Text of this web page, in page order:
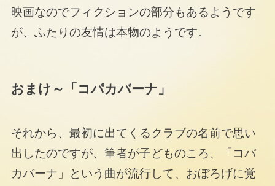
映画なのでフィクションの部分もあるようです
が、ふたりの友情は本物のようです。
おまけ～「コパカバーナ」
それから、最初に出てくるクラブの名前で思い
出したのですが、筆者が子どものころ、「コパ
カバーナ」という曲が流行して、おぼろげに覚